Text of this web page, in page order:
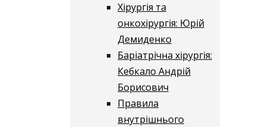
Хірургія та
онкохірургія: Юрій
Демиденко
Баріатрічна хірургія:
Кебкало Андрій
Борисович
Правила
внутрішнього